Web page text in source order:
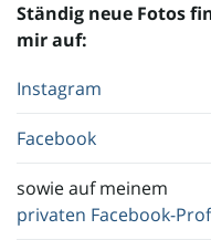
Ständig neue Fotos
mir auf:
Instagram
Facebook
sowie auf meinem
privaten Facebook-